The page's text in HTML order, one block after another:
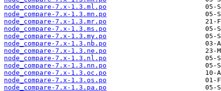
node_compare-7.x-1.3.ml.po
node_compare-7.x-1.3.mn.po
node_compare-7.x-1.3.mr.po
node_compare-7.x-1.3.ms.po
node_compare-7.x-1.3.my.po
node_compare-7.x-1.3.nb.po
node_compare-7.x-1.3.ne.po
node_compare-7.x-1.3.nl.po
node_compare-7.x-1.3.nn.po
node_compare-7.x-1.3.oc.po
node_compare-7.x-1.3.os.po
node_compare-7.x-1.3.pa.po